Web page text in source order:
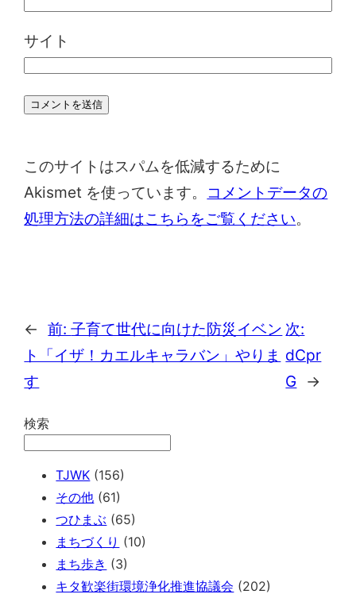
サイト
このサイトはスパムを低減するために
Akismet を使っています。
コメントデータの
処理方法の詳細はこちらをご覧ください。
← 前:子育て世代に向けた防災イベン
ト「イザ！カエルキャラバン」やりま
す
次:
dCpr
G
→
検索
TJWK (156)
その他 (61)
つひまぶ (65)
まちづくり (10)
まち歩き (3)
キタ歓楽街環境浄化推進協議会 (202)